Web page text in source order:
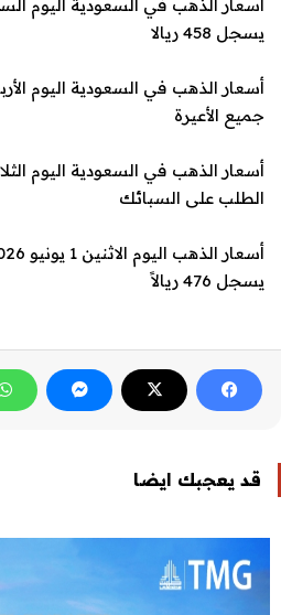
يسجل 458 ريالا
جميع الأعيرة
الطلب على السبائك
يسجل 476 ريالاً
قد يعجبك ايضا